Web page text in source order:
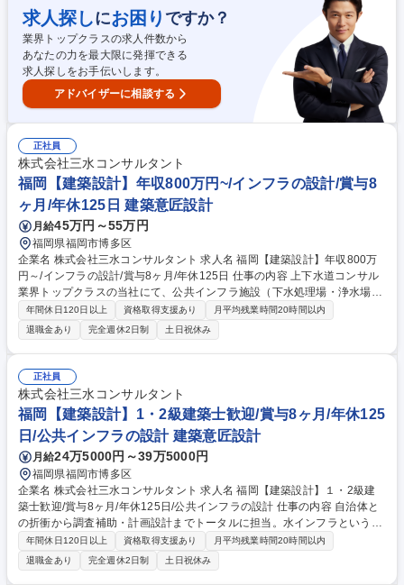
効率化が図れています。 【設計実績】函館湯の川温泉 海と灯/ヒューイッ
トリゾート、プラウド船橋本町通り、キャンパスビレッジ多摩センター、
ホテルかずさや 他 ■設計事例掲載先■：https://www.aa-sun.com/achieve
ments/ 募集職種 【神田/意匠設計】手触りや温もり表現の設計追求/業務シ
ェアで月残業10～25H
求人探しにお困り ですか？
業界トップクラスの求人件数から
あなたの力を最大限に発揮できる
求人探しをお手伝いします。
アドバイザーに相談する
正社員
株式会社三水コンサルタント
福岡【建築設計】年収800万円~/インフラの設計/賞与8
ヶ月/年休125日 建築意匠設計
月給45万円～55万円
福岡県福岡市博多区
企業名 株式会社三水コンサルタント 求人名 福岡【建築設計】年収800万
円～/インフラの設計/賞与8ヶ月/年休125日 仕事の内容 上下水道コンサル
業界トップクラスの当社にて、公共インフラ施設（下水処理場・浄水場
等）の建築設計をお任せいたします。自治体と協力し、災害に強い街づく
りを担う、社会貢献性の高いお仕事です。 官公庁案件を中心とした上下水
道施設の建築設計（意匠・構造）を担当。 ■浄水場等の施設建築物の設
計、耐震・老朽化対策の立案 ■自治体との折衝、技術的なプランニング、
現地調査 ■関係機関との調整、計画設計から事業全体への参画 ※施工や工
事現場での実作業は発生しません。 募集職種 福岡【建築設計】年収800万
円～/インフラの設計/賞与8ヶ月/年休125日
年間休日120日以上 資格取得支援あり
月平均残業時間20時間以内
退職金あり
完全週休2日制 土日祝休み
正社員
株式会社三水コンサルタント
福岡【建築設計】1・2級建築士歓迎/賞与8ヶ月/年休125
日/公共インフラの設計 建築意匠設計
月給24万5000円～39万5000円
福岡県福岡市博多区
企業名 株式会社三水コンサルタント 求人名 福岡【建築設計】１・2級建
築士歓迎/賞与8ヶ月/年休125日/公共インフラの設計 仕事の内容 自治体と
の折衝から調査補助・計画設計までトータルに担当。水インフラという生
活の基盤を支える経験と、国内トップコンサルならではの高度技術を吸収
しながら、ワンランク上の技術者への飛躍に挑戦できます。 官公庁案件を
中心とした上下水道施設の建築設計（意匠・構造）を担当。 ■浄水場・下
年間休日120日以上 資格取得支援あり
月平均残業時間20時間以内
退職金あり
完全週休2日制 土日祝休み